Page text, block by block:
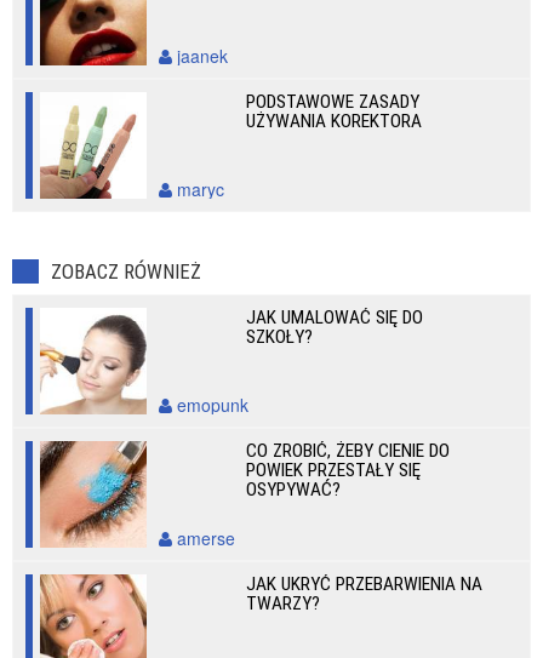
jaanek
PODSTAWOWE ZASADY
UŻYWANIA KOREKTORA
maryc
ZOBACZ RÓWNIEŻ
JAK UMALOWAĆ SIĘ DO
SZKOŁY?
emopunk
CO ZROBIĆ, ŻEBY CIENIE DO
POWIEK PRZESTAŁY SIĘ
OSYPYWAĆ?
amerse
JAK UKRYĆ PRZEBARWIENIA NA
TWARZY?